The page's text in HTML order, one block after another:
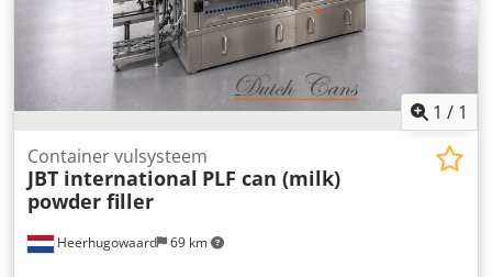
1 / 1
Heerhugowaard 69 km
Container vulsysteem
JBT international PLF can (milk)
powder filler